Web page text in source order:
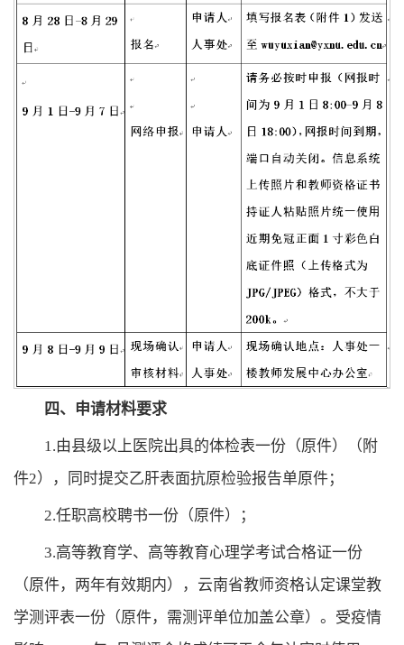
四、申请材料要求
1.由县级以上医院出具的体检表一份（原件）（附
件2），同时提交乙肝表面抗原检验报告单原件；
2.任职高校聘书一份（原件）；
3.高等教育学、高等教育心理学考试合格证一份
（原件，两年有效期内），云南省教师资格认定课堂教
学测评表一份（原件，需测评单位加盖公章）。受疫情